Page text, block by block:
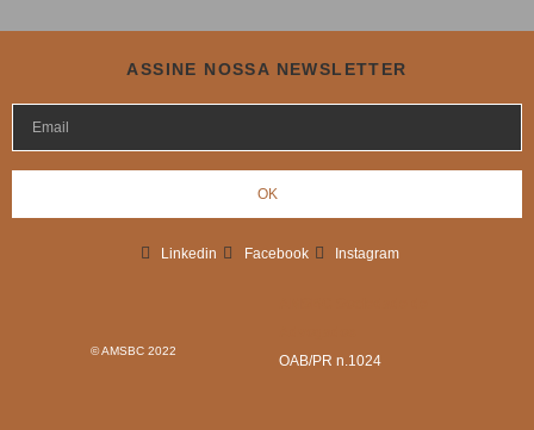
ASSINE NOSSA NEWSLETTER
OK
Linkedin Facebook Instagram
© AMSBC 2022
OAB/PR n.1024